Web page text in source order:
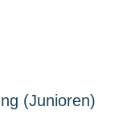
(Junioren)